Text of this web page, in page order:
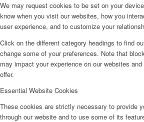
We may request cookies to be set on your
know when you visit our websites, how you
user experience, and to customize your
Click on the different category headings to find
change some of your preferences. Note that
may impact your experience on our websites
offer.
Essential Website Cookies
These cookies are strictly necessary to provide
through our website and to use some of its